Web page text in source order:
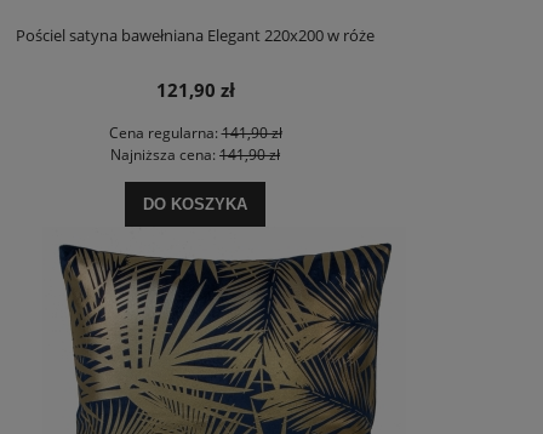
Pościel satyna bawełniana Elegant 220x200 w róże
121,90 zł
Cena regularna:141,90 zł
Najniższa cena: 141,90 zł
DO KOSZYKA